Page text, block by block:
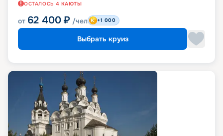
ОСТАЛОСЬ 4 КАЮТЫ
от 62 400 ₽ /чел +1 000
Выбрать круиз